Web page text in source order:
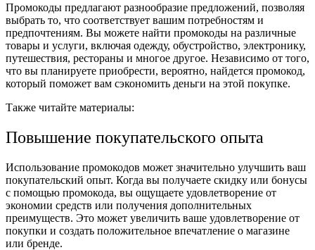
Промокоды предлагают разнообразие предложений, позволяя
выбрать то, что соответствует вашим потребностям и
предпочтениям. Вы можете найти промокоды на различные
товары и услуги, включая одежду, обустройство, электронику,
путешествия, рестораны и многое другое. Независимо от того,
что вы планируете приобрести, вероятно, найдется промокод,
который поможет вам сэкономить деньги на этой покупке.
Также читайте материалы:
Повышение покупательского опыта
Использование промокодов может значительно улучшить ваш
покупательский опыт. Когда вы получаете скидку или бонусы
с помощью промокода, вы ощущаете удовлетворение от
экономии средств или получения дополнительных
преимуществ. Это может увеличить ваше удовлетворение от
покупки и создать положительное впечатление о магазине
или бренде.